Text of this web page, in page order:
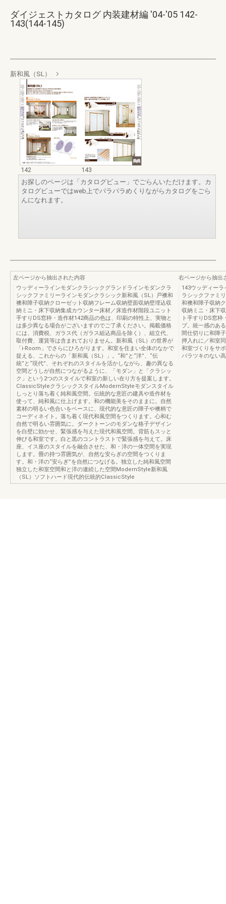
ダイジェストカタログ 内装建材編 '04-'05 142-
143(144-145)
新和風（SL）
142
143
お探しのページは「カタログビュー」でごらんいただけます。カ
タログビューではweb上でパラパラめくりながらカタログをごら
んになれます。
左ページから抽出された内容
ウッディーラインモダンクラシックグランドラインモダンクラ
シックファミリーラインモダンクラシック新和風（SL）戸襖和
襖和障子収納クローゼット収納フレーム収納壁面収納壁埋込収
納ミニ・床下収納集成カウンター床材／床造作材階段ユニット
手すりDS窓枠・造作材142商品の色は、印刷の特性上、実物と
は多少異なる場合がございますのでご了承ください。掲載価格
には、消費税、ガラス代（ガラス組込商品を除く）、組立代、
取付費、運賃等は含まれておりません。新和風（SL）の世界が
「i-Room」でさらにひろがります。和室を住まい全体のなかで
捉える、これからの「新和風（SL）」。“和”と“洋”、“伝
統”と“現代”、それぞれのスタイルを活かしながら、趣の異なる
空間どうしが自然につながるように、「モダン」と「クラシッ
ク」という2つのスタイルで和室の新しい在り方を提案します。
ClassicStyleクラシックスタイルModernStyleモダンスタイル
しっとり落ち着く純和風空間。伝統的な意匠の建具や造作材を
使って、純和風に仕上げます。和の機能美をそのままに。自然
素材の明るい色合いをベースに、現代的な意匠の障子や襖柄で
コーディネイト。落ち着く現代和風空間をつくります。心和む
自然で明るい雰囲気に。ダークトーンのモダンな格子デザイン
を白壁に効かせ、緊張感を与えた現代和風空間。背筋もスッと
伸びる和室です。白と黒のコントラストで緊張感を与えて。床
座、イス座のスタイルを融合させた、和・洋の一体空間を実現
します。畳の持つ雰囲気が、自然な安らぎの空間をつくりま
す。和・洋の“安らぎ”を自然につなげる。独立した純和風空間
独立した和室空間和と洋の連続した空間ModernStyle新和風
（SL）ソフトハード現代的伝統的ClassicStyle
右ページから抽出
143ウッディー
ラシックファミ
和襖和障子収納
収納ミニ・床下
ト手すりDS窓
プ。統一感のあ
間仕切りに和障
押入れに／和室
和室づくりをサ
バラツキのない